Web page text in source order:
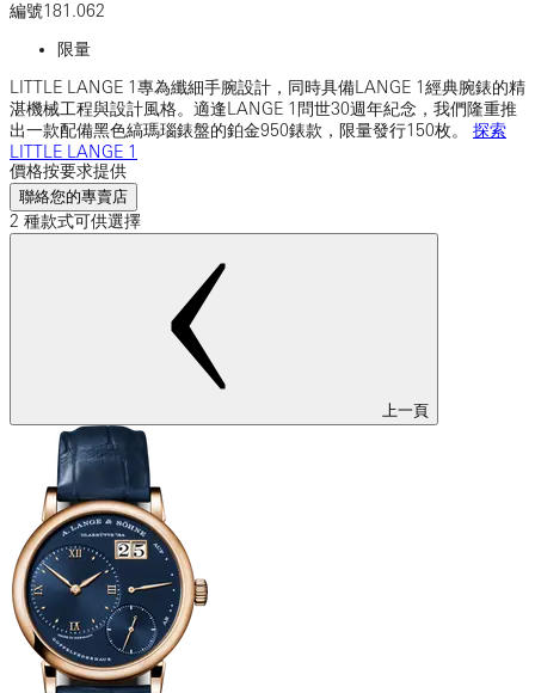
編號181.062
限量
LITTLE LANGE 1專為纖細手腕設計，同時具備LANGE 1經典腕錶的精
湛機械工程與設計風格。適逢LANGE 1問世30週年紀念，我們隆重推
出一款配備黑色縞瑪瑙錶盤的鉑金950錶款，限量發行150枚。 探索
LITTLE LANGE 1
價格按要求提供
聯絡您的專賣店
2 種款式可供選擇
上一頁